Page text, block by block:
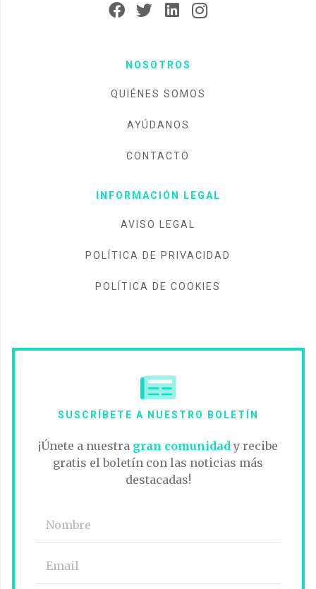
NOSOTROS
QUIÉNES SOMOS
AYÚDANOS
CONTACTO
INFORMACIÓN LEGAL
AVISO LEGAL
POLÍTICA DE PRIVACIDAD
POLÍTICA DE COOKIES
SUSCRÍBETE A NUESTRO BOLETÍN
¡Únete a nuestra gran comunidad y recibe
gratis el boletín con las noticias más
destacadas!